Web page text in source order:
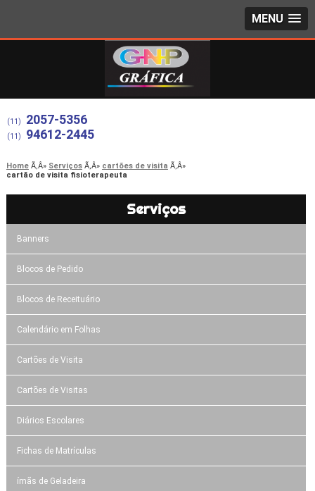
MENU
(11) 2057-5356
(11) 94612-2445
Home Serviços
cartões de visita
cartão de visita fisioterapeuta
Serviços
Banners
Blocos de Pedido
Blocos de Receituário
Calendário em Folhas
Cartões de Visita
Cartões de Visitas
Diários Escolares
Fichas de Matrículas
ímãs de Geladeira